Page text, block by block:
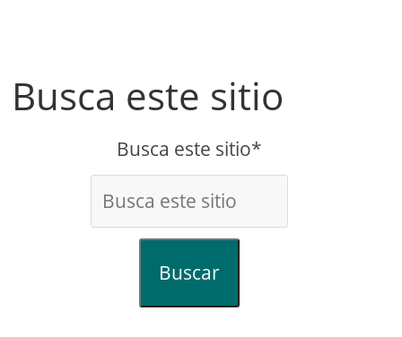
Busca este sitio
Busca este sitio*
Buscar